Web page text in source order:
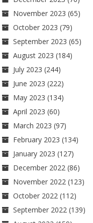
November 2023 (65)
October 2023 (79)
September 2023 (65)
August 2023 (184)
July 2023 (244)
June 2023 (222)
May 2023 (134)
April 2023 (60)
March 2023 (97)
February 2023 (134)
January 2023 (127)
December 2022(86)
November 2022(123)
October 2022(112)
September 2022(139)